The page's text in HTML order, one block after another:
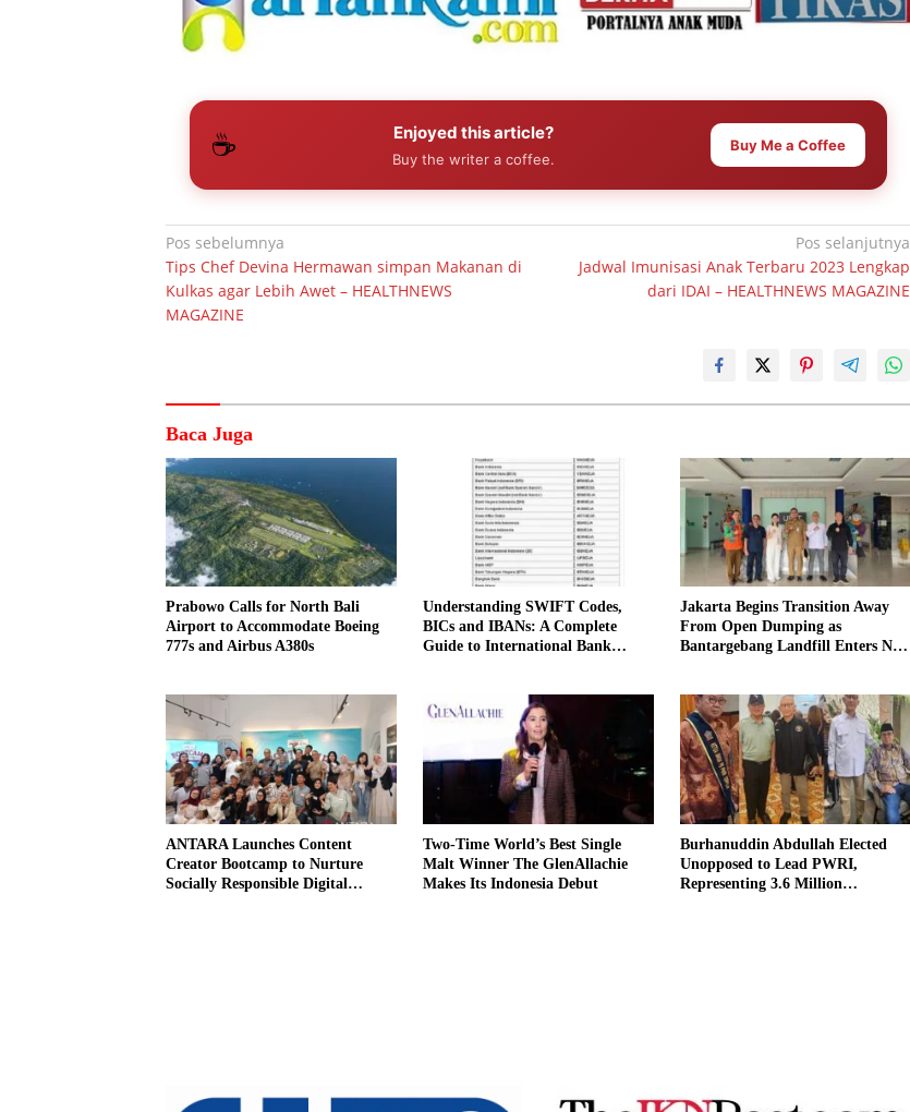
☕ Enjoyed this article?
Buy the writer a coffee.
Buy Me a Coffee
Navigasi
pos
Pos sebelumnya
Tips Chef Devina Hermawan simpan Makanan di
Kulkas agar Lebih Awet – HEALTHNEWS
MAGAZINE
Pos selanjutnya
Jadwal Imunisasi Anak Terbaru 2023 Lengkap
dari IDAI – HEALTHNEWS MAGAZINE
Baca Juga
Prabowo Calls for North Bali
Airport to Accommodate Boeing
777s and Airbus A380s
Understanding SWIFT Codes,
BICs and IBANs: A Complete
Guide to International Bank
Jakarta Begins Transition Away
From Open Dumping as
Bantargebang Landfill Enters New
ANTARA Launches Content
Creator Bootcamp to Nurture
Socially Responsible Digital
Two-Time World’s Best Single
Malt Winner The GlenAllachie
Makes Its Indonesia Debut
Burhanuddin Abdullah Elected
Unopposed to Lead PWRI,
Representing 3.6 Million